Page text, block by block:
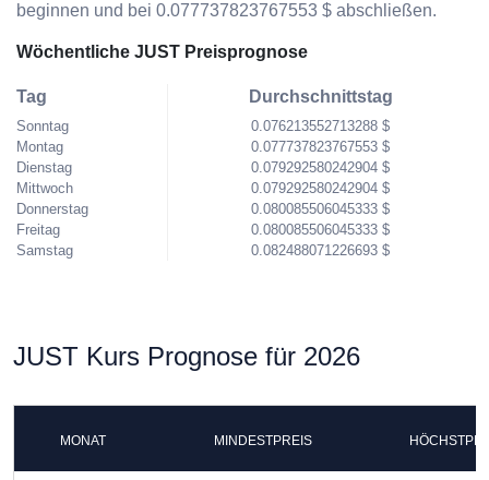
beginnen und bei 0.077737823767553 $ abschließen.
Wöchentliche JUST Preisprognose
Tag
Sonntag
Montag
Dienstag
Mittwoch
Donnerstag
Freitag
Samstag
Durchschnittstag
0.076213552713288 $
0.077737823767553 $
0.079292580242904 $
0.079292580242904 $
0.080085506045333 $
0.080085506045333 $
0.082488071226693 $
JUST Kurs Prognose für 2026
MONAT MINDESTPREIS